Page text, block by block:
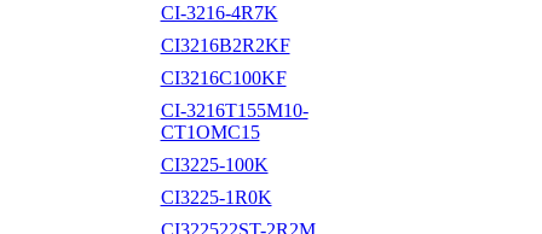
CI-3216-4R7K
CI3216B2R2KF
CI3216C100KF
CI-3216T155M10-
CT1OMC15
CI3225-100K
CI3225-1R0K
CI322522ST-2R2M